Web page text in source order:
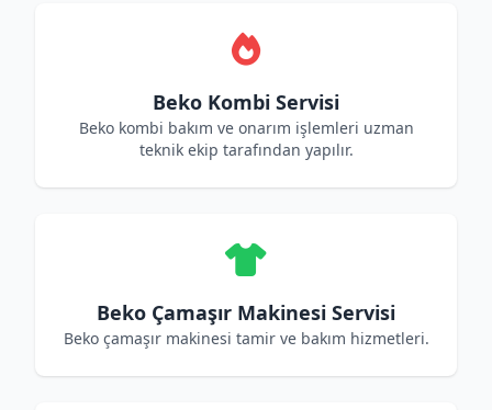
Beko Kombi Servisi
Beko kombi bakım ve onarım işlemleri uzman
teknik ekip tarafından yapılır.
Beko Çamaşır Makinesi Servisi
Beko çamaşır makinesi tamir ve bakım hizmetleri.